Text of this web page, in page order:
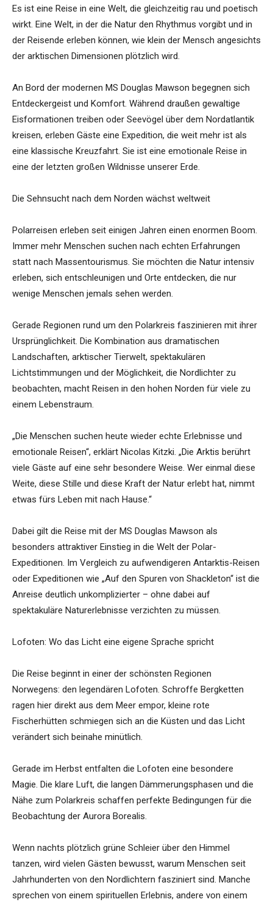
Es ist eine Reise in eine Welt, die gleichzeitig rau und poetisch
wirkt. Eine Welt, in der die Natur den Rhythmus vorgibt und in
der Reisende erleben können, wie klein der Mensch angesichts
der arktischen Dimensionen plötzlich wird.
An Bord der modernen MS Douglas Mawson begegnen sich
Entdeckergeist und Komfort. Während draußen gewaltige
Eisformationen treiben oder Seevögel über dem Nordatlantik
kreisen, erleben Gäste eine Expedition, die weit mehr ist als
eine klassische Kreuzfahrt. Sie ist eine emotionale Reise in
eine der letzten großen Wildnisse unserer Erde.
Die Sehnsucht nach dem Norden wächst weltweit
Polarreisen erleben seit einigen Jahren einen enormen Boom.
Immer mehr Menschen suchen nach echten Erfahrungen
statt nach Massentourismus. Sie möchten die Natur intensiv
erleben, sich entschleunigen und Orte entdecken, die nur
wenige Menschen jemals sehen werden.
Gerade Regionen rund um den Polarkreis faszinieren mit ihrer
Ursprünglichkeit. Die Kombination aus dramatischen
Landschaften, arktischer Tierwelt, spektakulären
Lichtstimmungen und der Möglichkeit, die Nordlichter zu
beobachten, macht Reisen in den hohen Norden für viele zu
einem Lebenstraum.
„Die Menschen suchen heute wieder echte Erlebnisse und
emotionale Reisen“, erklärt Nicolas Kitzki. „Die Arktis berührt
viele Gäste auf eine sehr besondere Weise. Wer einmal diese
Weite, diese Stille und diese Kraft der Natur erlebt hat, nimmt
etwas fürs Leben mit nach Hause.“
Dabei gilt die Reise mit der MS Douglas Mawson als
besonders attraktiver Einstieg in die Welt der Polar-
Expeditionen. Im Vergleich zu aufwendigeren Antarktis-Reisen
oder Expeditionen wie „Auf den Spuren von Shackleton“ ist die
Anreise deutlich unkomplizierter – ohne dabei auf
spektakuläre Naturerlebnisse verzichten zu müssen.
Lofoten: Wo das Licht eine eigene Sprache spricht
Die Reise beginnt in einer der schönsten Regionen
Norwegens: den legendären Lofoten. Schroffe Bergketten
ragen hier direkt aus dem Meer empor, kleine rote
Fischerhütten schmiegen sich an die Küsten und das Licht
verändert sich beinahe minütlich.
Gerade im Herbst entfalten die Lofoten eine besondere
Magie. Die klare Luft, die langen Dämmerungsphasen und die
Nähe zum Polarkreis schaffen perfekte Bedingungen für die
Beobachtung der Aurora Borealis.
Wenn nachts plötzlich grüne Schleier über den Himmel
tanzen, wird vielen Gästen bewusst, warum Menschen seit
Jahrhunderten von den Nordlichtern fasziniert sind. Manche
sprechen von einem spirituellen Erlebnis, andere von einem